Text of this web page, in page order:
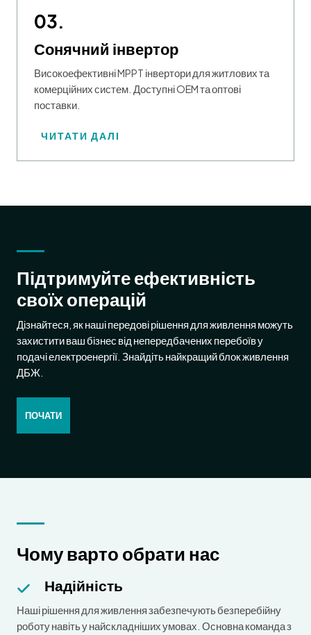
03.
Сонячний інвертор
Високоефективні MPPT інвертори для житлових та
комерційних систем. Доступні OEM та оптові
поставки.
ЧИТАТИ ДАЛІ
Підтримуйте ефективність
своїх операцій
Дізнайтеся, як наші передові рішення для живлення можуть
захистити ваш бізнес від непередбачених перебоїв у
подачі електроенергії. Знайдіть найкращий блок живлення
ДБЖ.
ПОЧАТИ
Чому варто обрати нас
Надійність
Наші рішення для живлення забезпечують безперебійну
роботу навіть у найскладніших умовах. Основна команда з